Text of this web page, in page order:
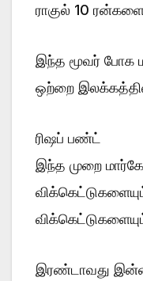
ராகுல் 10
இந்த மூவர் போக
ஒற்றை
ரிஷப் பண்ட்
இந்த முறை
இரண்டாவது